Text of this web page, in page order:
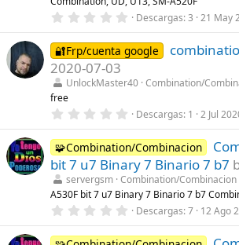
e
l
a
(
s
0
0
0
e
t
l
a
(
s
)
Descargas 3 21 May
🔐Frp/cuenta google
2020-07-03
UnlockMaster40 Combination/
free
0
0
0
e
s
t
r
e
l
a
Descargas 1 2 Jul
🧩Combination/Combinacion
bit 7 u7 Binary 7 Binario 7 b7
servergsm Combination/Combinacion
A530F bit 7 u7 Binary 7 Binario 7 b7
0
0
Descargas 7 12 Ago